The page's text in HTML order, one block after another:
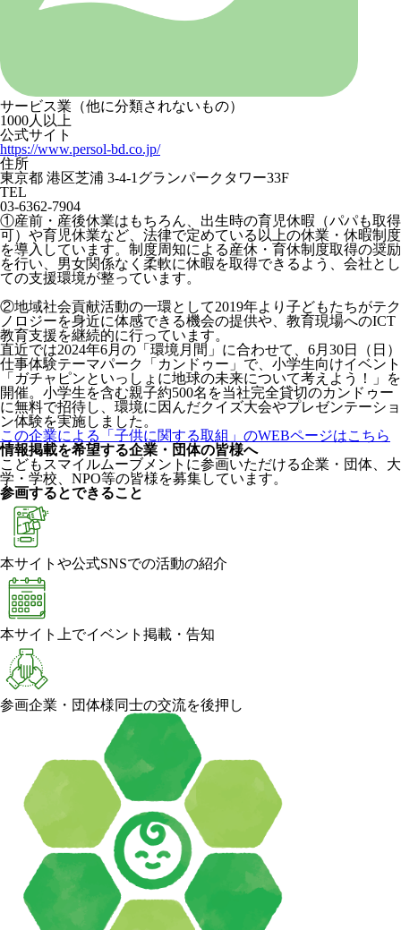
サービス業（他に分類されないもの）
1000人以上
公式サイト
https://www.persol-bd.co.jp/
住所
東京都 港区芝浦 3-4-1グランパークタワー33F
TEL
03-6362-7904
①産前・産後休業はもちろん、出生時の育児休暇（パパも取得
可）や育児休業など、法律で定めている以上の休業・休暇制度
を導入しています。制度周知による産休・育休制度取得の奨励
を行い、男女関係なく柔軟に休暇を取得できるよう、会社とし
ての支援環境が整っています。
②地域社会貢献活動の一環として2019年より子どもたちがテク
ノロジーを身近に体感できる機会の提供や、教育現場へのICT
教育支援を継続的に行っています。
直近では2024年6月の「環境月間」に合わせて、6月30日（日）
仕事体験テーマパーク「カンドゥー」で、小学生向けイベント
「ガチャピンといっしょに地球の未来について考えよう！」を
開催。小学生を含む親子約500名を当社完全貸切のカンドゥー
に無料で招待し、環境に因んだクイズ大会やプレゼンテーショ
ン体験を実施しました。
この企業による「子供に関する取組」のWEBページはこちら
情報掲載を希望する企業・団体の皆様へ
こどもスマイルムーブメントに参画いただける企業・団体、大
学・学校、NPO等の皆様を募集しています。
参画するとできること
本サイトや公式SNSでの活動の紹介
本サイト上でイベント掲載・告知
参画企業・団体様同士の交流を後押し